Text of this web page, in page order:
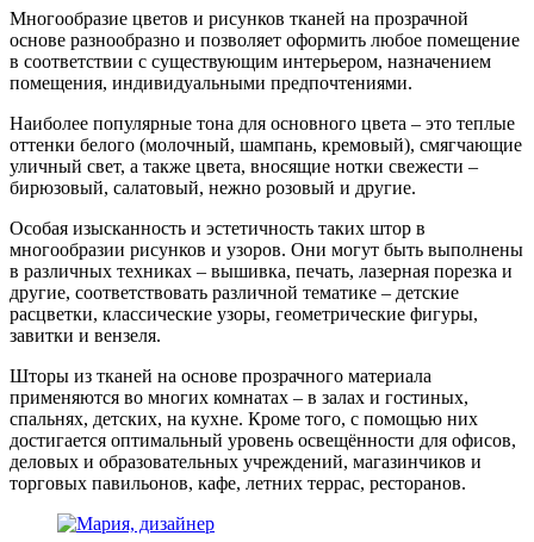
Многообразие цветов и рисунков тканей на прозрачной
основе разнообразно и позволяет оформить любое помещение
в соответствии с существующим интерьером, назначением
помещения, индивидуальными предпочтениями.
Наиболее популярные тона для основного цвета – это теплые
оттенки белого (молочный, шампань, кремовый), смягчающие
уличный свет, а также цвета, вносящие нотки свежести –
бирюзовый, салатовый, нежно розовый и другие.
Особая изысканность и эстетичность таких штор в
многообразии рисунков и узоров. Они могут быть выполнены
в различных техниках – вышивка, печать, лазерная порезка и
другие, соответствовать различной тематике – детские
расцветки, классические узоры, геометрические фигуры,
завитки и вензеля.
Шторы из тканей на основе прозрачного материала
применяются во многих комнатах – в залах и гостиных,
спальнях, детских, на кухне. Кроме того, с помощью них
достигается оптимальный уровень освещённости для офисов,
деловых и образовательных учреждений, магазинчиков и
торговых павильонов, кафе, летних террас, ресторанов.